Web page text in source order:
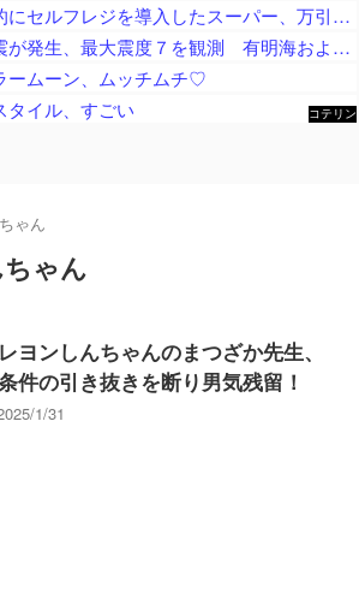
人件費削減などを目的にセルフレジを導入したスーパー、万引き被害が急増 被害額は推定約５００万円
熊本県熊本地方で地震が発生、最大震度７を観測 有明海および八代海に津波注意報
ームーン、ムッチムチ♡
タイル、すごい
コテリン
ゃん
ゃん
ヨンしんちゃんのまつざか先生、
件の引き抜きを断り男気残留！
1/31